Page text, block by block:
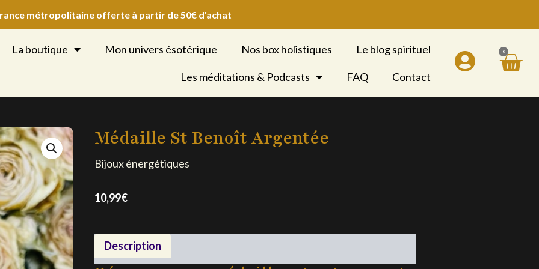
métropolitaine offerte à partir de 50€ d'achat
La boutique Mon univers ésotérique Nos box holistiques Le blog spirituel
Les méditations & Podcasts FAQ Contact
0
Médaille St Benoît Argentée
Bijoux énergétiques
10,99€
Description